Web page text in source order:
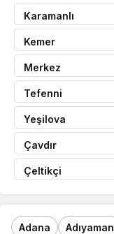
Karamanlı
Kemer
Merkez
Tefenni
Yeşilova
Çavdır
Çeltikçi
Adana Adıyaman